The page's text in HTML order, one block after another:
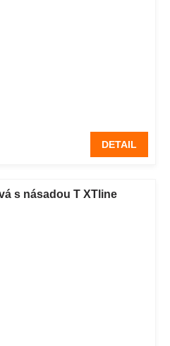
DETAIL
s násadou T XTline